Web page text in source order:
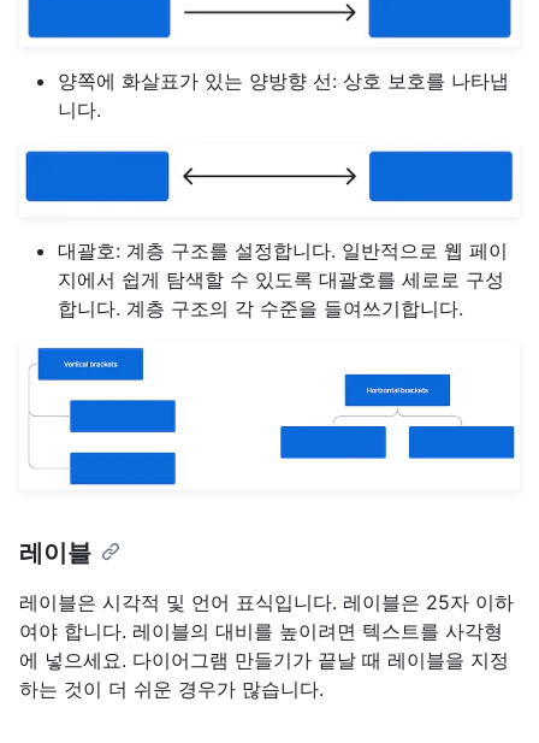
양쪽에 화살표가 있는 양방향 선: 상호 보호를 나타냅
니다.
대괄호: 계층 구조를 설정합니다. 일반적으로 웹 페이
지에서 쉽게 탐색할 수 있도록 대괄호를 세로로 구성
합니다. 계층 구조의 각 수준을 들여쓰기합니다.
레이블
레이블은 시각적 및 언어 표식입니다. 레이블은 25자 이하
여야 합니다. 레이블의 대비를 높이려면 텍스트를 사각형
에 넣으세요. 다이어그램 만들기가 끝날 때 레이블을 지정
하는 것이 더 쉬운 경우가 많습니다.